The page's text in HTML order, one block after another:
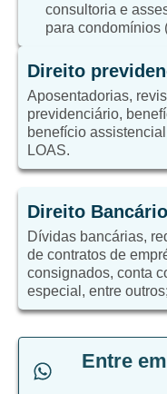
consultoria e
para condomínios
Direito
Aposentadorias,
previdenciário,
benefício
LOAS.
Direito Bancário
Dívidas bancárias,
de contratos de
consignados, conta
especial, entre outros;
Entre